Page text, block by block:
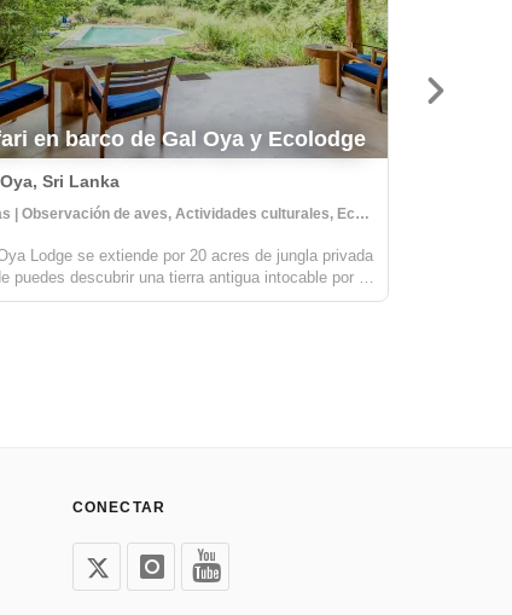
en barco de Gal Oya y Ecolodge
Sri Lanka
3 Días | Observación de aves, Actividades culturales, Eco-alojamiento
Lodge se extiende por 20 acres de jungla privada
puedes descubrir una tierra antigua intocable por el
un refugio de serenidad en el que reconectar con
CONECTAR